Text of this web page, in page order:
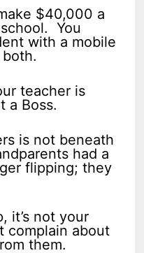
$40,000 a
You
with a mobile
teacher is
a Boss.
is not beneath
had a
flipping; they
it’s not your
complain about
them.